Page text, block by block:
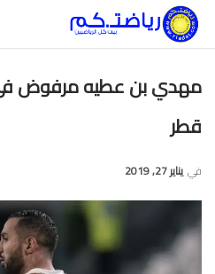
مهدي بن عطيه مرفوض
قطر
في يناير 27, 2019